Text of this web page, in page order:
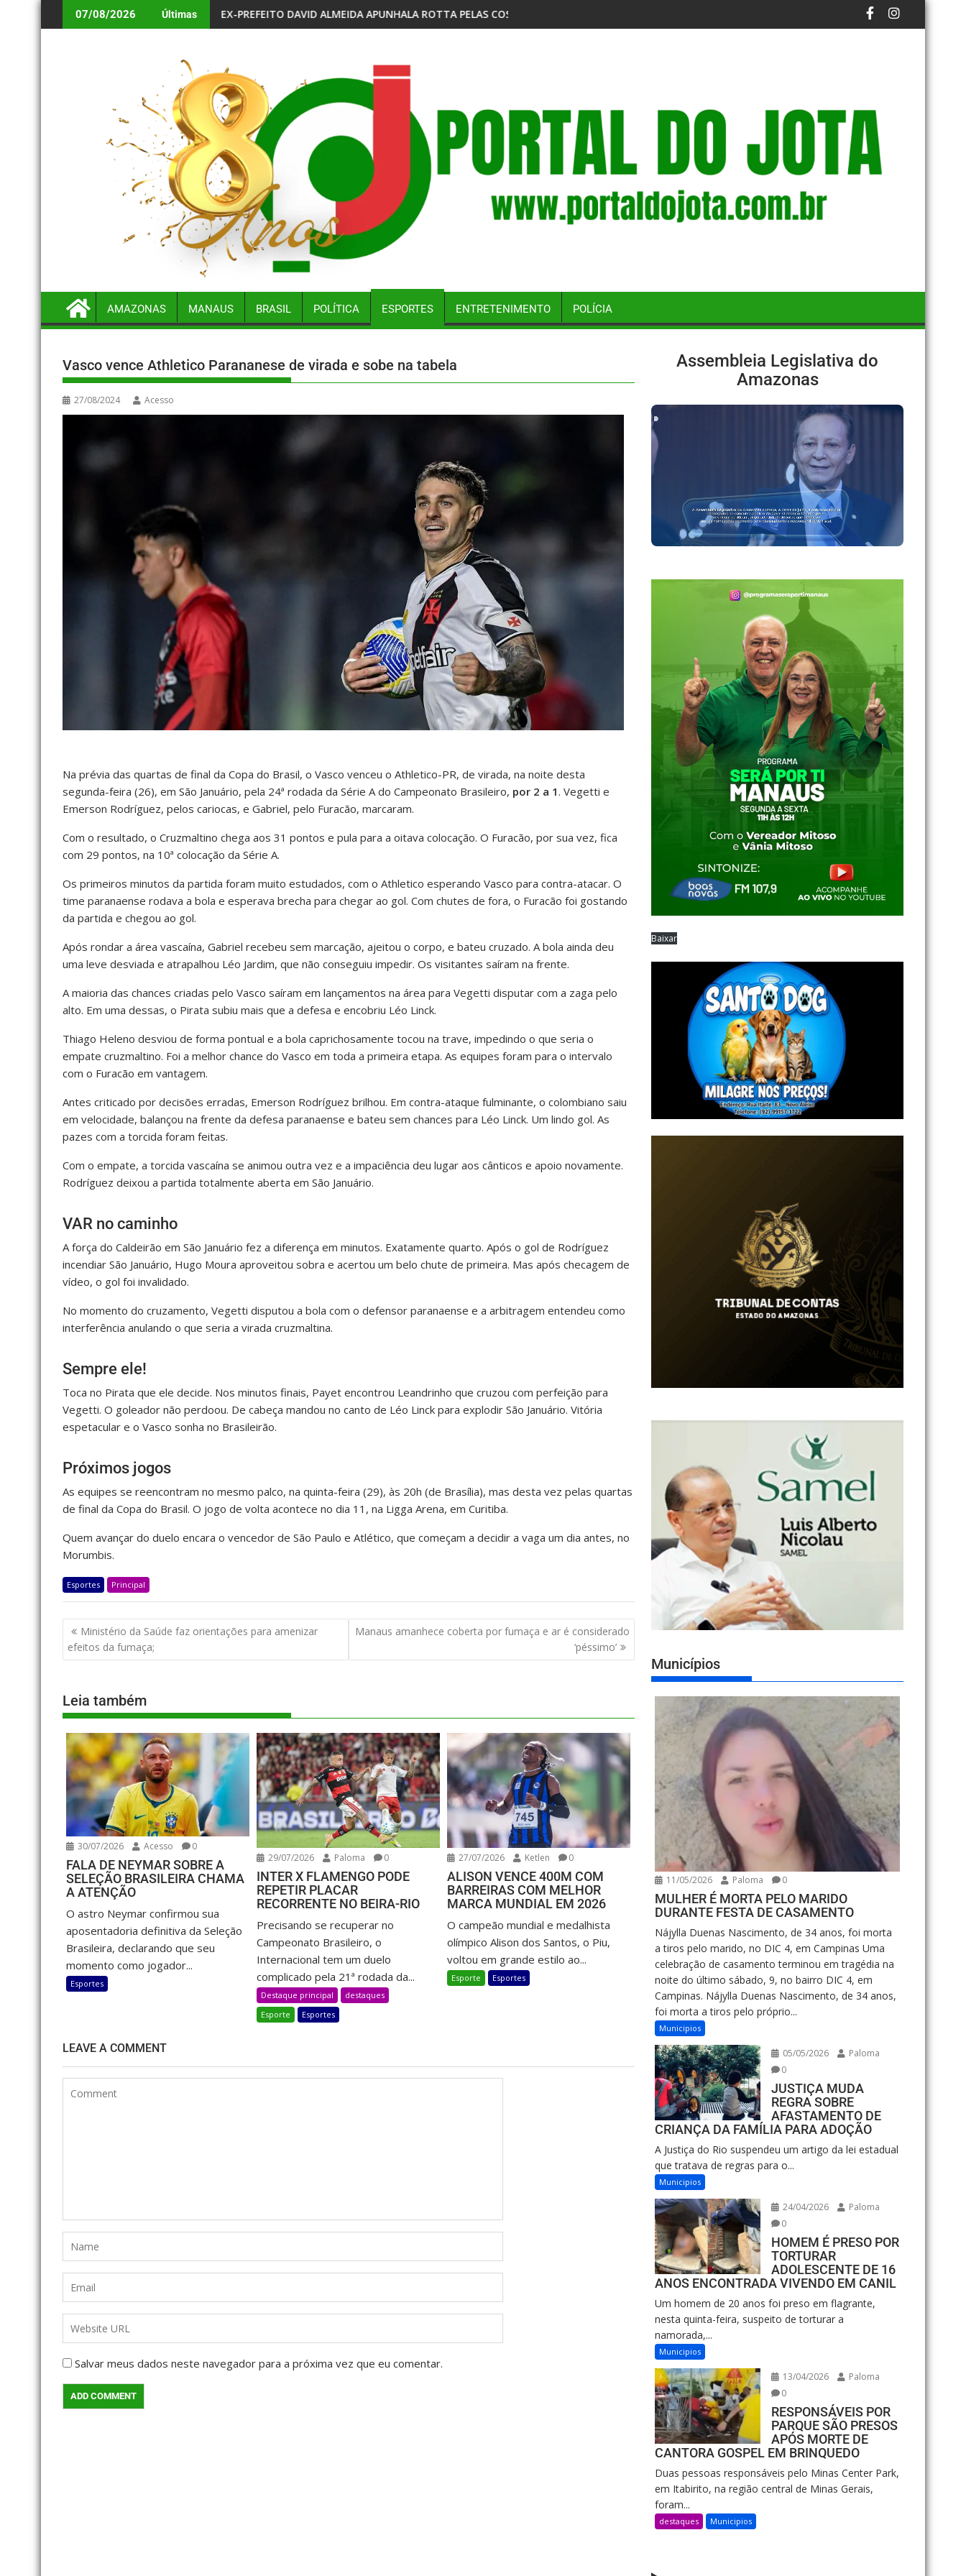
07/08/2026 Últimas
REPERCUTIR NAS REDES SOCIAIS
EX-PREFEITO DAVID ALMEIDA APUNHALA ROTTA PELAS COSTAS, E ROTTA DIZ QUE ELE É CONHECIDO NO MEIO POLÍTICO COMO “HOMEM SEM PALAVRA”
STF MUDA DECISÃO DE MORAES E REDUZ PENA DE CONDENADA POR 8 DE JANEIROTCE-AM ACOMPANHA AÇÕES VOLTADAS À
AMAZONAS MANAUS BRASIL POLÍTICA ESPORTES ENTRETENIMENTO POLÍCIA
Vasco vence Athletico Parananese de virada e sobe na tabela
27/08/2024 Acesso
Na prévia das quartas de final da Copa do Brasil, o Vasco venceu o Athletico-PR, de virada, na noite desta
segunda-feira (26), em São Januário, pela 24ª rodada da Série A do Campeonato Brasileiro, por 2 a 1. Vegetti e
Emerson Rodríguez, pelos cariocas, e Gabriel, pelo Furacão, marcaram.
Com o resultado, o Cruzmaltino chega aos 31 pontos e pula para a oitava colocação. O Furacão, por sua vez, fica
com 29 pontos, na 10ª colocação da Série A.
Os primeiros minutos da partida foram muito estudados, com o Athletico esperando Vasco para contra-atacar. O
time paranaense rodava a bola e esperava brecha para chegar ao gol. Com chutes de fora, o Furacão foi gostando
da partida e chegou ao gol.
Após rondar a área vascaína, Gabriel recebeu sem marcação, ajeitou o corpo, e bateu cruzado. A bola ainda deu
uma leve desviada e atrapalhou Léo Jardim, que não conseguiu impedir. Os visitantes saíram na frente.
A maioria das chances criadas pelo Vasco saíram em lançamentos na área para Vegetti disputar com a zaga pelo
alto. Em uma dessas, o Pirata subiu mais que a defesa e encobriu Léo Linck.
Thiago Heleno desviou de forma pontual e a bola caprichosamente tocou na trave, impedindo o que seria o
empate cruzmaltino. Foi a melhor chance do Vasco em toda a primeira etapa. As equipes foram para o intervalo
com o Furacão em vantagem.
Antes criticado por decisões erradas, Emerson Rodríguez brilhou. Em contra-ataque fulminante, o colombiano saiu
em velocidade, balançou na frente da defesa paranaense e bateu sem chances para Léo Linck. Um lindo gol. As
pazes com a torcida foram feitas.
Com o empate, a torcida vascaína se animou outra vez e a impaciência deu lugar aos cânticos e apoio novamente.
Rodríguez deixou a partida totalmente aberta em São Januário.
VAR no caminho
A força do Caldeirão em São Januário fez a diferença em minutos. Exatamente quarto. Após o gol de Rodríguez
incendiar São Januário, Hugo Moura aproveitou sobra e acertou um belo chute de primeira. Mas após checagem de
vídeo, o gol foi invalidado.
No momento do cruzamento, Vegetti disputou a bola com o defensor paranaense e a arbitragem entendeu como
interferência anulando o que seria a virada cruzmaltina.
Sempre ele!
Toca no Pirata que ele decide. Nos minutos finais, Payet encontrou Leandrinho que cruzou com perfeição para
Vegetti. O goleador não perdoou. De cabeça mandou no canto de Léo Linck para explodir São Januário. Vitória
espetacular e o Vasco sonha no Brasileirão.
Próximos jogos
As equipes se reencontram no mesmo palco, na quinta-feira (29), às 20h (de Brasília), mas desta vez pelas quartas
de final da Copa do Brasil. O jogo de volta acontece no dia 11, na Ligga Arena, em Curitiba.
Quem avançar do duelo encara o vencedor de São Paulo e Atlético, que começam a decidir a vaga um dia antes, no
Morumbis.
Esportes Principal
Ministério da Saúde faz orientações para amenizar
efeitos da fumaça;
Manaus amanhece coberta por fumaça e ar é considerado
‘péssimo’
Leia também
30/07/2026 Acesso 0
FALA DE NEYMAR SOBRE A
SELEÇÃO BRASILEIRA CHAMA
A ATENÇÃO
O astro Neymar confirmou sua
aposentadoria definitiva da Seleção
Brasileira, declarando que seu
momento como jogador...
Esportes
29/07/2026 Paloma 0
INTER X FLAMENGO PODE
REPETIR PLACAR
RECORRENTE NO BEIRA-RIO
Precisando se recuperar no
Campeonato Brasileiro, o
Internacional tem um duelo
complicado pela 21ª rodada da...
Destaque principal
destaques
Esporte
Esportes
27/07/2026 Ketlen 0
ALISON VENCE 400M COM
BARREIRAS COM MELHOR
MARCA MUNDIAL EM 2026
O campeão mundial e medalhista
olímpico Alison dos Santos, o Piu,
voltou em grande estilo ao...
Esporte Esportes
LEAVE A COMMENT
Salvar meus dados neste navegador para a próxima vez que eu comentar.
Assembleia Legislativa do
Amazonas
Baixar
Municípios
11/05/2026 Paloma 0
MULHER É MORTA PELO MARIDO
DURANTE FESTA DE CASAMENTO
Nájylla Duenas Nascimento, de 34 anos, foi morta
a tiros pelo marido, no DIC 4, em Campinas Uma
celebração de casamento terminou em tragédia na
noite do último sábado, 9, no bairro DIC 4, em
Campinas. Nájylla Duenas Nascimento, de 34 anos,
foi morta a tiros pelo próprio...
Municipios
05/05/2026
Paloma
0
JUSTIÇA MUDA
REGRA SOBRE
AFASTAMENTO DE
CRIANÇA DA FAMÍLIA PARA ADOÇÃO
A Justiça do Rio suspendeu um artigo da lei estadual
que tratava de regras para o...
Municipios
24/04/2026
Paloma
0
HOMEM É PRESO POR
TORTURAR
ADOLESCENTE DE 16
ANOS ENCONTRADA VIVENDO EM CANIL
Um homem de 20 anos foi preso em flagrante,
nesta quinta-feira, suspeito de torturar a
namorada,...
Municipios
13/04/2026
Paloma
0
RESPONSÁVEIS POR
PARQUE SÃO PRESOS
APÓS MORTE DE
CANTORA GOSPEL EM BRINQUEDO
Duas pessoas responsáveis pelo Minas Center Park,
em Itabirito, na região central de Minas Gerais,
foram...
destaques Municipios